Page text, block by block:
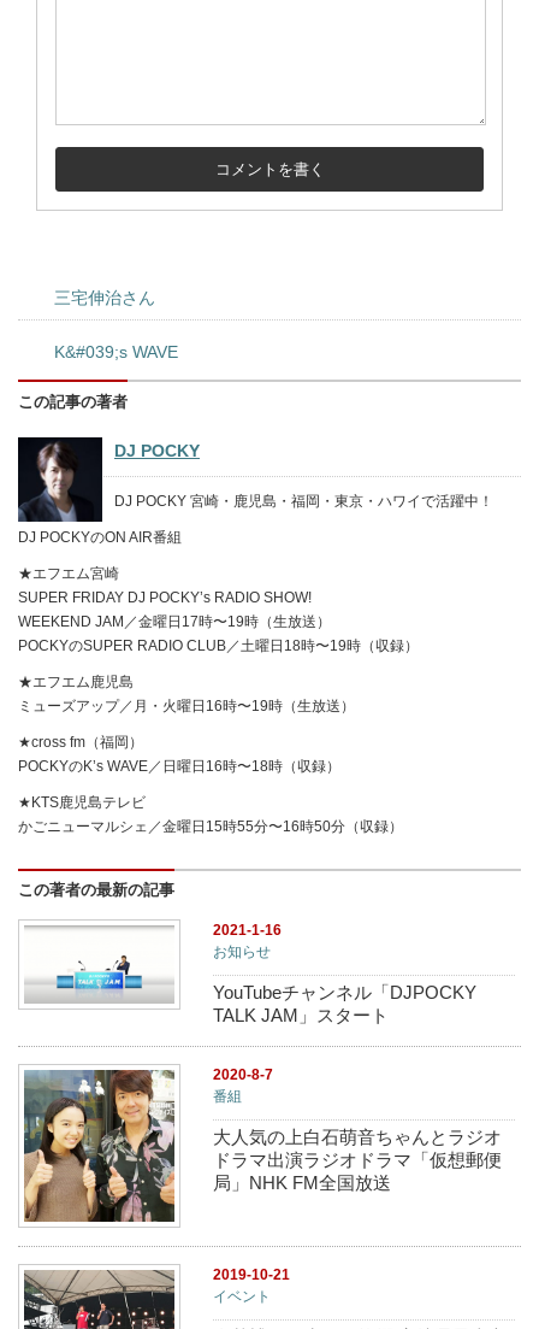
三宅伸治さん
K&#039;s WAVE
この記事の著者
DJ POCKY
DJ POCKY 宮崎・鹿児島・福岡・東京・ハワイで活躍中！
DJ POCKYのON AIR番組
★エフエム宮崎
SUPER FRIDAY DJ POCKY’s RADIO SHOW!
WEEKEND JAM／金曜日17時〜19時（生放送）
POCKYのSUPER RADIO CLUB／土曜日18時〜19時（収録）
★エフエム鹿児島
ミューズアップ／月・火曜日16時〜19時（生放送）
★cross fm（福岡）
POCKYのK’s WAVE／日曜日16時〜18時（収録）
★KTS鹿児島テレビ
かごニューマルシェ／金曜日15時55分〜16時50分（収録）
この著者の最新の記事
2021-1-16
お知らせ
YouTubeチャンネル「DJPOCKY
TALK JAM」スタート
2020-8-7
番組
大人気の上白石萌音ちゃんとラジオ
ドラマ出演ラジオドラマ「仮想郵便
局」NHK FM全国放送
2019-10-21
イベント